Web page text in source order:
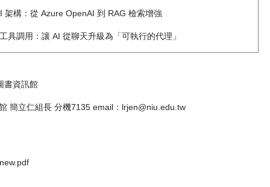
架構：從 Azure OpenAI 到 RAG 檢索增強
具調用：讓 AI 從聊天升級為「可執行的代理」
書資訊館
簡立仁組長 分機7135 email：lrjen@niu.edu.tw